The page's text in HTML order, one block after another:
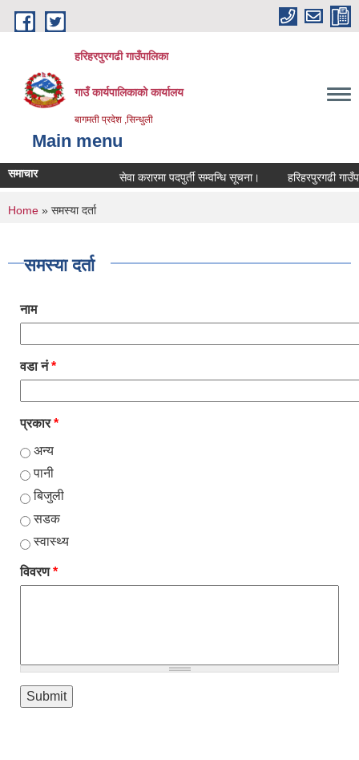
Skip to main content
हरिहरपुरगढी गाउँपालिका
गाउँ कार्यपालिकाको कार्यालय
बागमती प्रदेश ,सिन्धुली
Main menu
समाचार सेवा करारमा पदपुर्ती सम्वन्धि सूचना। हरिहरपुरगढी
You are here
Home » समस्या दर्ता
समस्या दर्ता
नाम
वडा नं*
प्रकार*
अन्य
पानी
बिजुली
सडक
स्वास्थ्य
विवरण*